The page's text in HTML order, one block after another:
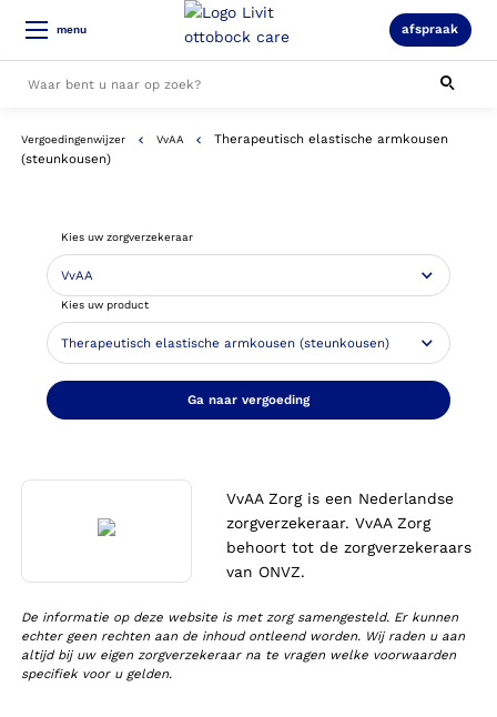
menu afspraak
Alle resultaten
Vergoedingenwijzer VvAA
Therapeutisch elastische armkousen
(steunkousen)
Kies uw zorgverzekeraar
Kies uw product
Ga naar vergoeding
VvAA Zorg is een Nederlandse
zorgverzekeraar. VvAA Zorg
behoort tot de zorgverzekeraars
van ONVZ.
De informatie op deze website is met zorg samengesteld. Er kunnen
echter geen rechten aan de inhoud ontleend worden. Wij raden u aan
altijd bij uw eigen zorgverzekeraar na te vragen welke voorwaarden
specifiek voor u gelden.